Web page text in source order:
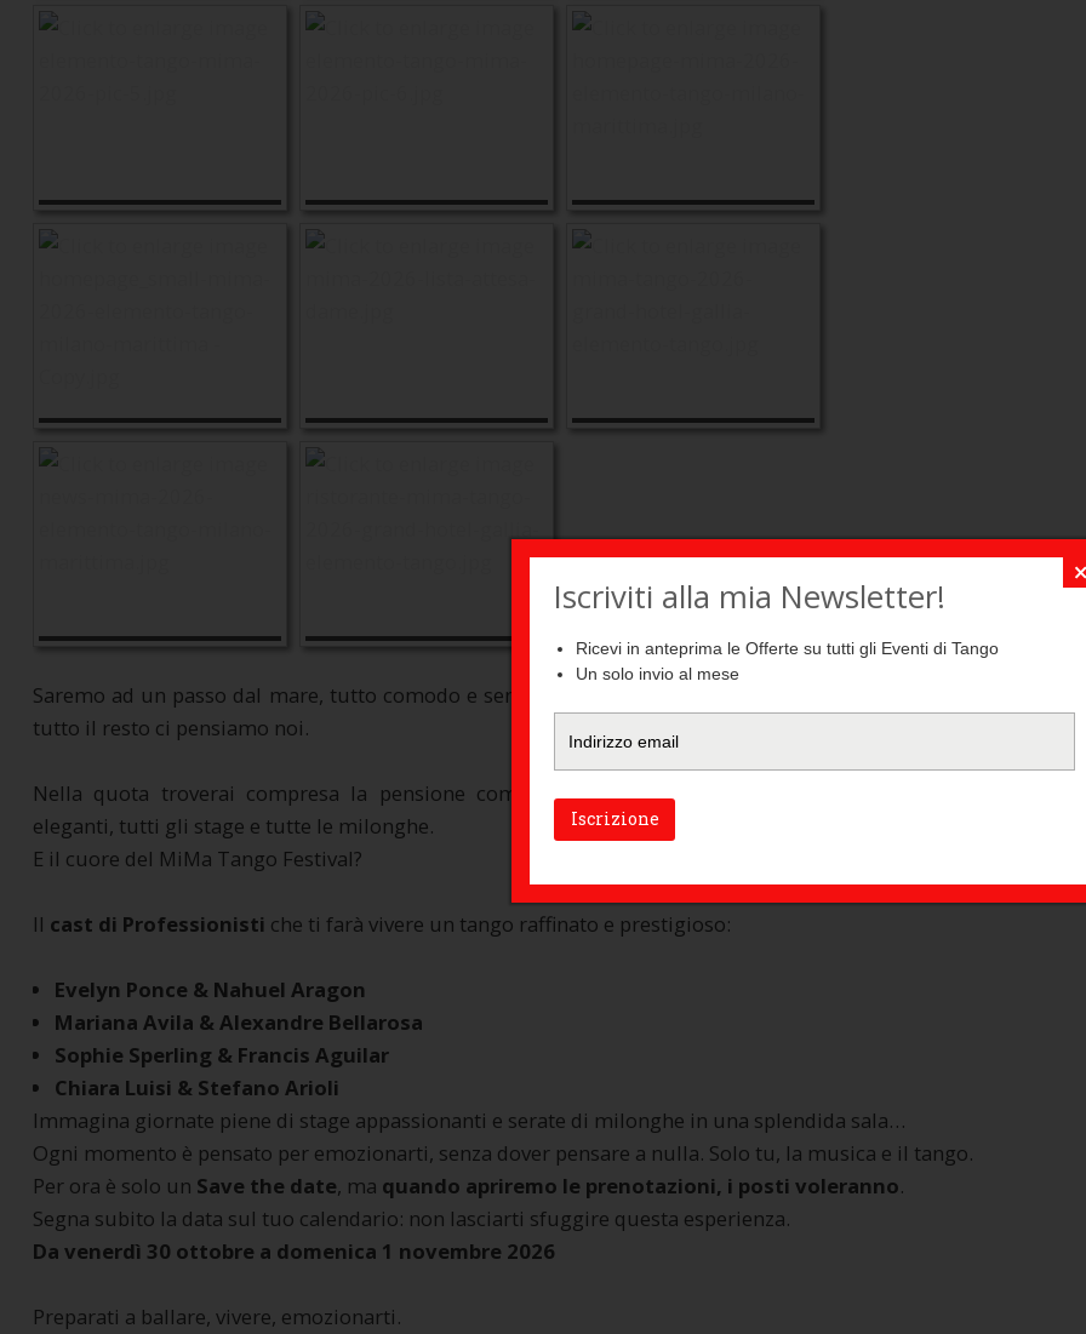
Saremo ad un passo dal mare, tutto comodo e senza pensieri: tu prenoti solo il pacchetto che desideri, a
tutto il resto ci pensiamo noi.
Nella quota troverai compresa la pensione completa, in ambienti comuni e camere estremamente
eleganti, tutti gli stage e tutte le milonghe.
E il cuore del MiMa Tango Festival?
Il cast di Professionisti che ti farà vivere un tango raffinato e prestigioso:
Evelyn Ponce & Nahuel Aragon
Mariana Avila & Alexandre Bellarosa
Sophie Sperling & Francis Aguilar
Chiara Luisi & Stefano Arioli
Immagina giornate piene di stage appassionanti e serate di milonghe in una splendida sala…
Ogni momento è pensato per emozionarti, senza dover pensare a nulla. Solo tu, la musica e il tango.
Per ora è solo un Save the date, ma quando apriremo le prenotazioni, i posti voleranno.
Segna subito la data sul tuo calendario: non lasciarti sfuggire questa esperienza.
Da venerdì 30 ottobre a domenica 1 novembre 2026
Preparati a ballare, vivere, emozionarti.
Iscriviti alla mia Newsletter!
Ricevi in anteprima le Offerte su tutti gli Eventi di Tango
Un solo invio al mese
Iscrizione